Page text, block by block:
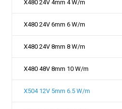
X480 24V 4mm 4 W/m
X480 24V 6mm 6 W/m
X480 24V 8mm 8 W/m
X480 48V 8mm 10 W/m
X504 12V 5mm 6.5 W/m